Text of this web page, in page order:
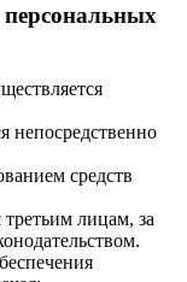
непосредственно
средств
лицам, за